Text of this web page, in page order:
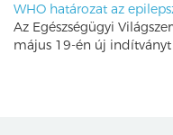
WHO határozat az
Az Egészségügyi
május 19-én új